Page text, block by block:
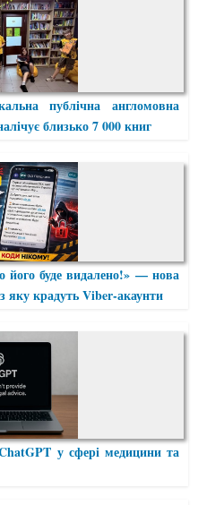
публічна англомовна
близько 7 000 книг
його буде видалено!» — нова
яку крадуть Viber-акаунти
у сфері медицини та